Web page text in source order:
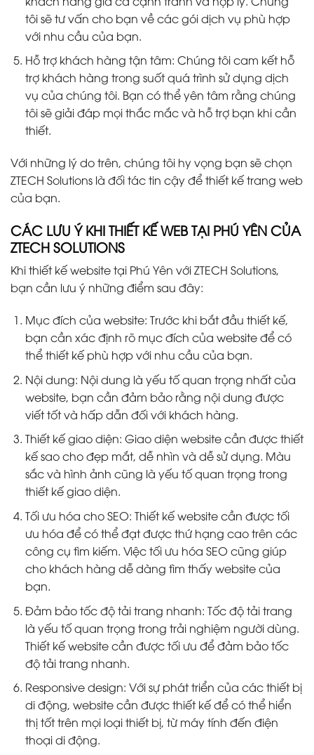
tôi sẽ tư vấn cho bạn về các gói dịch vụ phù hợp
với nhu cầu của bạn.
Hỗ trợ khách hàng tận tâm: Chúng tôi cam kết hỗ
trợ khách hàng trong suốt quá trình sử dụng dịch
vụ của chúng tôi. Bạn có thể yên tâm rằng chúng
tôi sẽ giải đáp mọi thắc mắc và hỗ trợ bạn khi cần
thiết.
Với những lý do trên, chúng tôi hy vọng bạn sẽ chọn
ZTECH Solutions là đối tác tin cậy để thiết kế trang web
của bạn.
CÁC LƯU Ý KHI THIẾT KẾ WEB TẠI PHÚ YÊN CỦA
ZTECH SOLUTIONS
Khi thiết kế website tại Phú Yên với ZTECH Solutions,
bạn cần lưu ý những điểm sau đây:
Mục đích của website: Trước khi bắt đầu thiết kế,
bạn cần xác định rõ mục đích của website để có
thể thiết kế phù hợp với nhu cầu của bạn.
Nội dung: Nội dung là yếu tố quan trọng nhất của
website, bạn cần đảm bảo rằng nội dung được
viết tốt và hấp dẫn đối với khách hàng.
Thiết kế giao diện: Giao diện website cần được thiết
kế sao cho đẹp mắt, dễ nhìn và dễ sử dụng. Màu
sắc và hình ảnh cũng là yếu tố quan trọng trong
thiết kế giao diện.
Tối ưu hóa cho SEO: Thiết kế website cần được tối
ưu hóa để có thể đạt được thứ hạng cao trên các
công cụ tìm kiếm. Việc tối ưu hóa SEO cũng giúp
cho khách hàng dễ dàng tìm thấy website của
bạn.
Đảm bảo tốc độ tải trang nhanh: Tốc độ tải trang
là yếu tố quan trọng trong trải nghiệm người dùng.
Thiết kế website cần được tối ưu để đảm bảo tốc
độ tải trang nhanh.
Responsive design: Với sự phát triển của các thiết bị
di động, website cần được thiết kế để có thể hiển
thị tốt trên mọi loại thiết bị, từ máy tính đến điện
thoại di động.